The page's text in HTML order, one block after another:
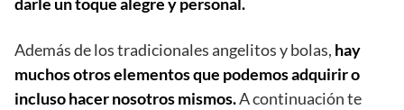
Además de los tradicionales angelitos y bolas, hay
muchos otros elementos que podemos adquirir o
incluso hacer nosotros mismos.A continuación te